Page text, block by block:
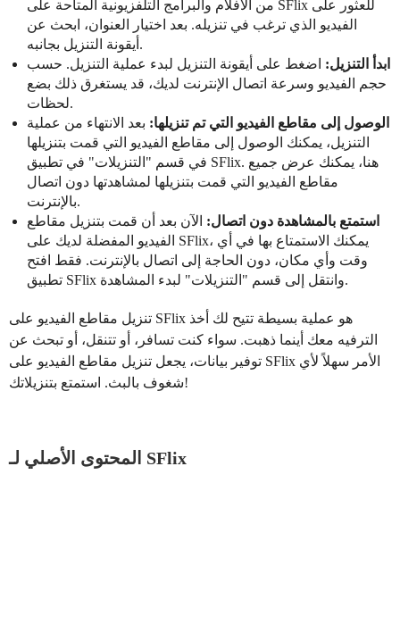
من الأفلام والبرامج التلفزيونية المتاحة على SFlix للعثور على
الفيديو الذي ترغب في تنزيله. بعد اختيار العنوان، ابحث عن
أيقونة التنزيل بجانبه.
ابدأ التنزيل: اضغط على أيقونة التنزيل لبدء عملية التنزيل. حسب
حجم الفيديو وسرعة اتصال الإنترنت لديك، قد يستغرق ذلك بضع
لحظات.
الوصول إلى مقاطع الفيديو التي تم تنزيلها: بعد الانتهاء من عملية
التنزيل، يمكنك الوصول إلى مقاطع الفيديو التي قمت بتنزيلها
في قسم "التنزيلات" في تطبيق SFlix. هنا، يمكنك عرض جميع
مقاطع الفيديو التي قمت بتنزيلها لمشاهدتها دون اتصال
بالإنترنت.
استمتع بالمشاهدة دون اتصال: الآن بعد أن قمت بتنزيل مقاطع
الفيديو المفضلة لديك على SFlix، يمكنك الاستمتاع بها في أي
وقت وأي مكان، دون الحاجة إلى اتصال بالإنترنت. فقط افتح
تطبيق SFlix وانتقل إلى قسم "التنزيلات" لبدء المشاهدة.
تنزيل مقاطع الفيديو على SFlix هو عملية بسيطة تتيح لك أخذ
الترفيه معك أينما ذهبت. سواء كنت تسافر، أو تتنقل، أو تبحث عن
توفير بيانات، يجعل تنزيل مقاطع الفيديو على SFlix الأمر سهلاً لأي
شغوف بالبث. استمتع بتنزيلاتك!
المحتوى الأصلي لـ SFlix